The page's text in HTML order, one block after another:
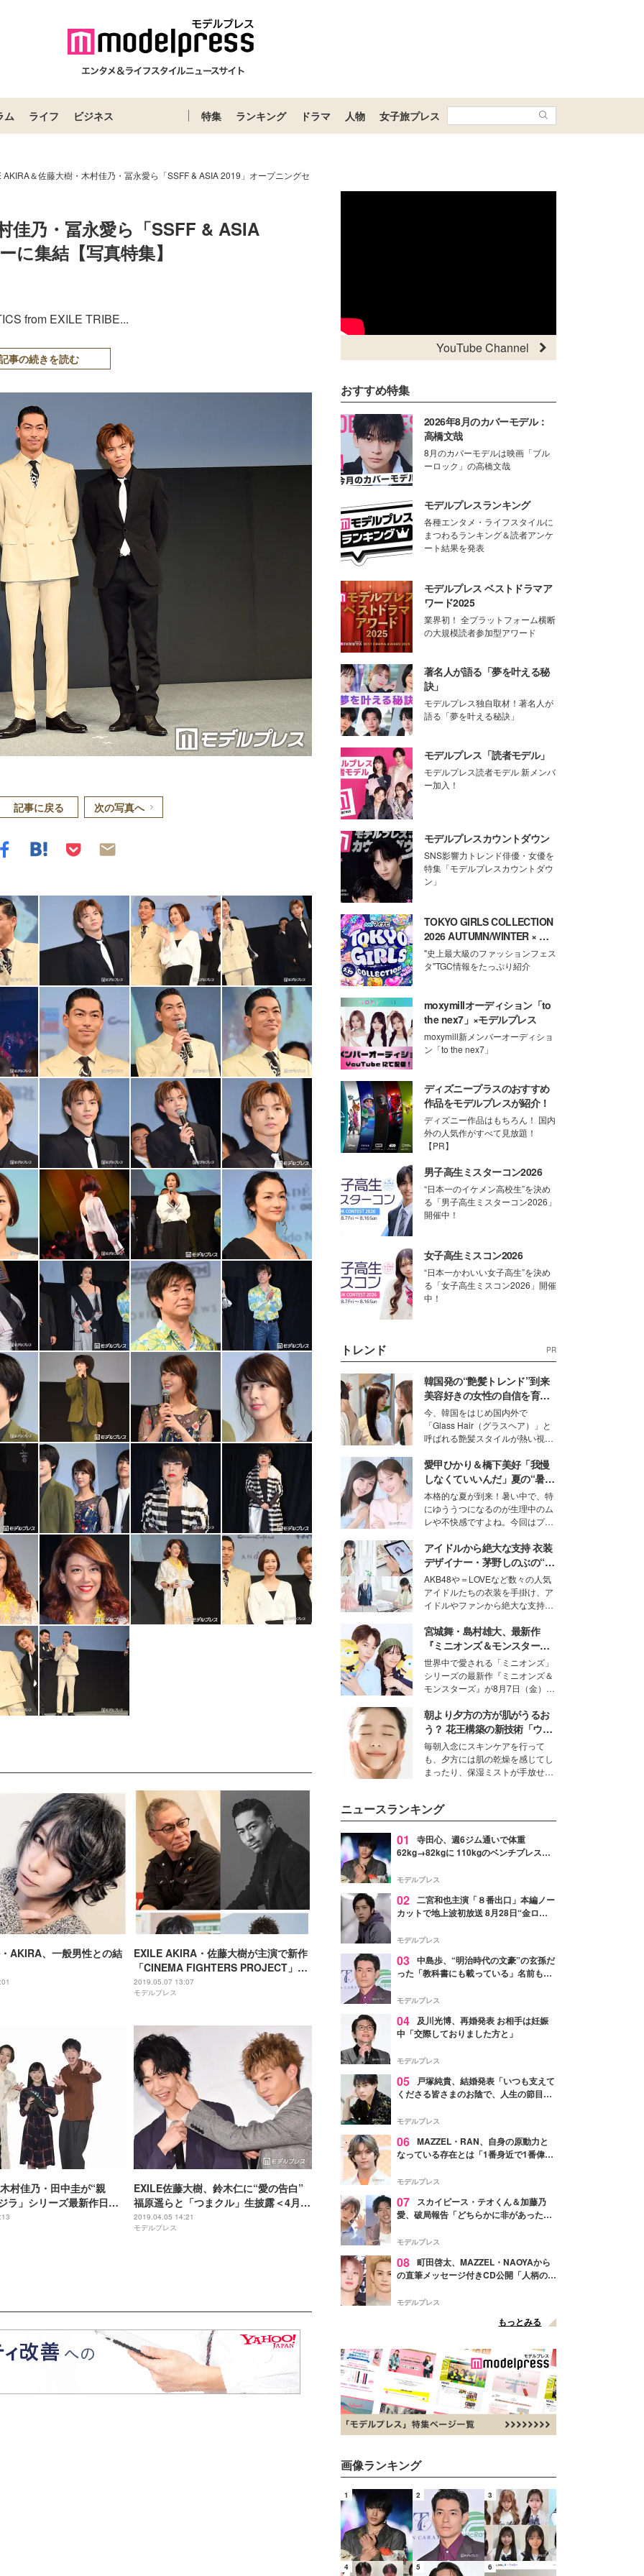
ム ライフ ビジネス 特集 ランキング ドラマ 人物 女子旅プレス
AKIRA＆佐藤大樹・木村佳乃・冨永愛ら「SSFF & ASIA 2019」オープニングセ
佳乃・冨永愛ら「SSFF & ASIA
に集結【写真特集】
from EXILE TRIBE...
事の続きを読む
記事に戻る 次の写真へ
AKIRA、一般男性との結
EXILE AKIRA・佐藤大樹が主演で新作
「CINEMA FIGHTERS PROJECT」第
三弾＜コメント到着＞
2019.05.07 13:07
モデルプレス
村佳乃・田中圭が“親
ラ」シリーズ最新作日本
に挑戦＜コメント＞
EXILE佐藤大樹、鈴木仁に“愛の告白”
福原遥らと「つまクル」生披露＜4月の
君、スピカ。＞
2019.04.05 14:21
モデルプレス
YouTube Channel
おすすめ特集
2026年8月のカバーモデル：
高橋文哉
8月のカバーモデルは映画「ブル
ーロック」の高橋文哉
モデルプレスランキング
各種エンタメ・ライフスタイルに
まつわるランキング＆読者アンケ
ート結果を発表
モデルプレス ベストドラマア
ワード2025
業界初！ 全プラットフォーム横断
の大規模読者参加型アワード
著名人が語る「夢を叶える秘
訣」
モデルプレス独自取材！著名人が
語る「夢を叶える秘訣」
モデルプレス「読者モデル」
モデルプレス読者モデル 新メンバ
ー加入！
モデルプレスカウントダウン
SNS影響力トレンド俳優・女優を
特集「モデルプレスカウントダウ
ン」
TOKYO GIRLS COLLECTION
2026 AUTUMN/WINTER × モ
デルプレス
"史上最大級のファッションフェス
タ"TGC情報をたっぷり紹介
moxymillオーディション「to
the nex7」×モデルプレス
moxymill新メンバーオーディショ
ン「to the nex7」
ディズニープラスのおすすめ
作品をモデルプレスが紹介！
ディズニー作品はもちろん！ 国内
外の人気作がすべて見放題！
【PR】
男子高生ミスターコン2026
“日本一のイケメン高校生”を決め
る「男子高生ミスターコン2026」
開催中！
女子高生ミスコン2026
“日本一かわいい女子高生”を決め
る「女子高生ミスコン2026」開催
中！
トレンド PR
韓国発の“艶髪トレンド”到来
美容好きの女性の自信を育む
「ヘアケア事情」って？
今、韓国をはじめ国内外で
「Glass Hair（グラスヘア）」と
呼ばれる艶髪スタイルが熱い視線
ションの完成度を高めるベースと
して、“髪そのものの美しさ”に改
めて注目する人が増えている様
子。今回は、そんな憧れの艶やか
な髪を日常で叶える、美容好きの
女性たちのヘアケア事情を紹介し
ます。
愛甲ひかり＆橋下美好「我慢
しなくていいんだ」夏の“暑さ
対策”の新しい選択肢とは？
本格的な夏が到来！暑い中で、特
にゆううつになるのが生理中のム
レや不快感ですよね。今回はプラ
モデル・愛甲ひかりさんと橋下美
好さんを迎えて本音で女子会トー
ク。猛暑のお出かけを快適に過ご
すヒントや、2人が感動した夏の
生理の新常識にも迫りました。
アイドルから絶大な支持 衣装
デザイナー・茅野しのぶの“可
愛い”を作る美学＜「シチズン
クロスシー」インタビュー＞
AKB48や＝LOVEなど数々の人気
アイドルたちの衣装を手掛け、ア
イドルやファンから絶大な支持を
取締役兼クリエイティブディレク
ター・茅野しのぶ。一人ひとりの
個性に寄り添い、魅力を引き出す
衣装作りは、多くの女性たちに勇
気と自信を与え続けている。
宮城舞・島村雄大、最新作
『ミニオンズ＆モンスター
ズ』の魅力熱弁 ハチャメチャ
だけじゃない“友情と絆”に感
動
世界中で愛される「ミニオンズ」
シリーズの最新作『ミニオンズ＆
モンスターズ』が8月7日（金）に
ニオン好き”という共通点を持つモ
デルの宮城舞と島村雄大の特別対
談をお届け！それぞれの視点か
ら、今作ならではの魅力や予想外
の感動をもたらす奥深いストーリ
ーについて熱く語り合ってもらっ
朝より夕方の方が肌がうるお
う？ 花王構築の新技術「ウォ
ーターキャプチャリングスキ
ン（捕水肌）」がスキンケア
の常識を変える予感
毎朝入念にスキンケアを行って
も、夕方には肌の乾燥を感じてし
まったり、保湿ミストが手放せな
性を秘めた、革新的な「Water
Capturing Skin（ウォーターキャ
プチャリングスキン：捕水肌）」
技術を、花王が構築した。
ニュースランキング
01
寺田心、週6ジム通いで体重
62kg→82kgに 110kgのベンチプレス持
「かっこいい」と反響
モデルプレス
02 二宮和也主演「８番出口」本編ノー
カットで地上波初放送 8月28日“金ロ
モデルプレス
03 中島歩、“明治時代の文豪”の玄孫だ
った「教科書にも載っている」名前も先
モデルプレス
04 及川光博、再婚発表 お相手は妊娠
中「交際しておりました方と」
モデルプレス
05
戸塚純貴、結婚発表「いつも支えて
くださる皆さまのお陰で、人生の節目を
す」【全文】
モデルプレス
06 MAZZEL・RAN、自身の原動力と
なっている存在とは「1番身近で1番偉大
モデルプレス
07
スカイピース・テオくん＆加藤乃
愛、破局報告「どちらかに非があったわ
モデルプレス
08 町田啓太、MAZZEL・NAOYAから
の直筆メッセージ付きCD公開「人柄の良
モデルプレス
もっとみる
画像ランキング
1 2 3
4 5 6